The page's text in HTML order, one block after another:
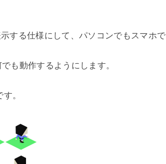
する仕様にして、パソコンでもスマホで
も動作するようにします。
。